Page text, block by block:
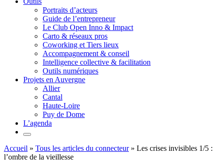
Portraits d’acteurs
Guide de l’entrepreneur
Le Club Open Inno & Impact
Carto & réseaux pros
Coworking et Tiers lieux
Accompagnement & conseil
Intelligence collective & facilitation
Outils numériques
Projets en Auvergne
Allier
Cantal
Haute-Loire
Puy de Dome
L’agenda
Accueil » Tous les articles du connecteur» Les crises invisibles 1/5 :
l’ombre de la vieillesse